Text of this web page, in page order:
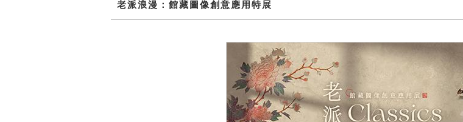
老派浪漫：館藏圖像創意應用特展